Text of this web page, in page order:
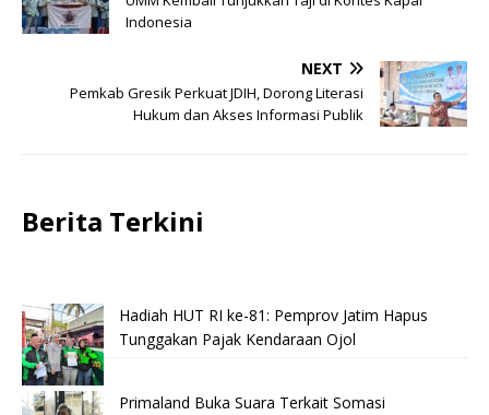
Indonesia
NEXT
Pemkab Gresik Perkuat JDIH, Dorong Literasi
Hukum dan Akses Informasi Publik
Berita Terkini
Hadiah HUT RI ke-81: Pemprov Jatim Hapus
Tunggakan Pajak Kendaraan Ojol
Primaland Buka Suara Terkait Somasi